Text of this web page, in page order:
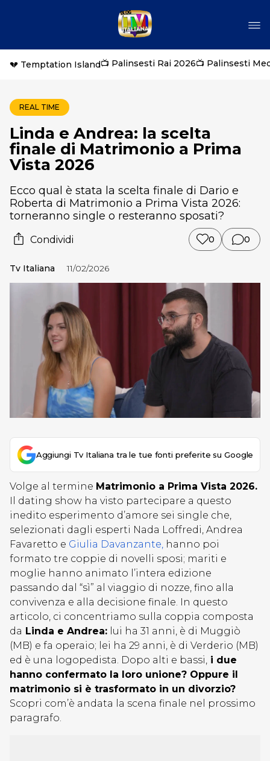
💔 Temptation Island📺 Palinsesti Rai 2026📺 Palinsesti
REAL TIME
Linda e Andrea: la scelta
finale di Matrimonio a Prima
Vista 2026
Ecco qual è stata la scelta finale di Dario e
Roberta di Matrimonio a Prima Vista 2026:
torneranno single o resteranno sposati?
Condividi 0 0
Tv Italiana 11/02/2026
Aggiungi Tv Italiana tra le tue fonti preferite su Google
Volge al termine Matrimonio a Prima Vista 2026.
Il dating show ha visto partecipare a questo
inedito esperimento d’amore sei single che,
selezionati dagli esperti Nada Loffredi, Andrea
Favaretto e Giulia Davanzante, hanno poi
formato tre coppie di novelli sposi; mariti e
moglie hanno animato l’intera edizione
passando dal “sì” al viaggio di nozze, fino alla
convivenza e alla decisione finale. In questo
articolo, ci concentriamo sulla coppia composta
da Linda e Andrea: lui ha 31 anni, è di Muggiò
(MB) e fa operaio; lei ha 29 anni, è di Verderio (MB)
ed è una logopedista. Dopo alti e bassi, i due
hanno confermato la loro unione? Oppure il
matrimonio si è trasformato in un divorzio?
Scopri com’è andata la scena finale nel prossimo
paragrafo.